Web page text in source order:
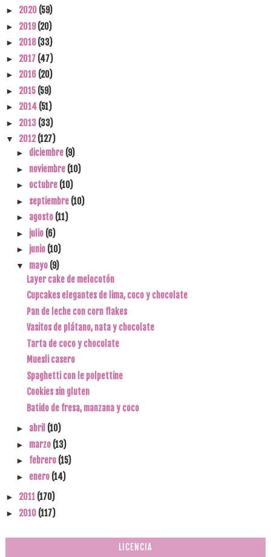
► 2020 (59)
► 2019(20)
► 2018(33)
► 2017 (47)
► 2016 (20)
► 2015 (59)
► 2014 (51)
► 2013 (33)
▼ 2012(127)
► diciembre (9)
► noviembre (10)
► octubre (10)
► septiembre (10)
► agosto (11)
► julio (6)
► junio (10)
▼ mayo (9)
Layer cake de melocotón
Cupcakes elegantes de lima, coco y chocolate
Pan de leche con corn flakes
Vasitos de plátano, nata y chocolate
Tarta de coco y chocolate
Muesli casero
Spaghetti con le polpettine
Cookies sin gluten
Batido de fresa, manzana y coco
► abril (10)
► marzo (13)
► febrero (15)
► enero (14)
► 2011 (170)
► 2010 (117)
LICENCIA